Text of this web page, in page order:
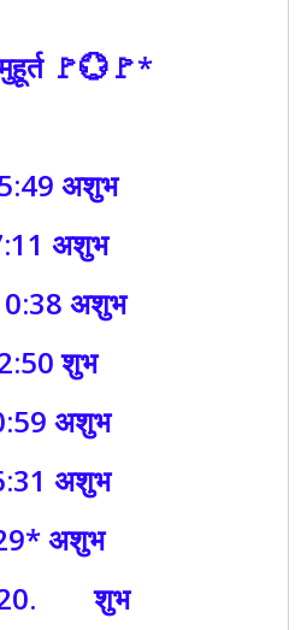
🚩💮🚩*
अशुभ
अशुभ
अशुभ
शुभ
अशुभ
अशुभ
अशुभ
शुभ